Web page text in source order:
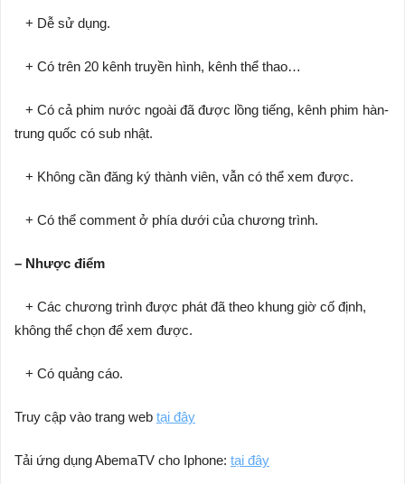
+ Dễ sử dụng.
+ Có trên 20 kênh truyền hình, kênh thể thao…
+ Có cả phim nước ngoài đã được lồng tiếng, kênh phim hàn-
trung quốc có sub nhật.
+ Không cần đăng ký thành viên, vẫn có thể xem được.
+ Có thể comment ở phía dưới của chương trình.
– Nhược điểm
+ Các chương trình được phát đã theo khung giờ cố định,
không thể chọn để xem được.
+ Có quảng cáo.
Truy cập vào trang web tại đây
Tải ứng dụng AbemaTV cho Iphone: tại đây